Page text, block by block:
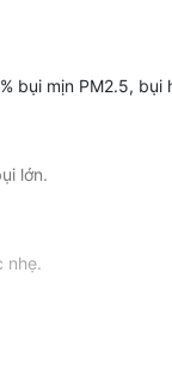
bụi mịn PM2.5,
lớn.
nhẹ.